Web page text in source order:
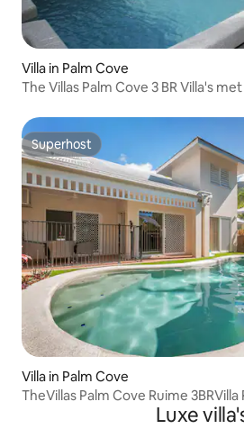
Villa in Palm Cove
The Villas Palm Cove 3 BR Villa's
Superhost
Superhost
Villa in Palm Cove
TheVillas Palm Cove Ruime
Luxe